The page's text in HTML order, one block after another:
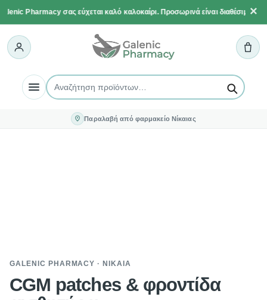
Μετάβαση
στο
περιεχόμενο
Pharmacy σας εύχεται καλό καλοκαίρι. Προσωρινά είναι διαθέσιμη ×
Παραλαβή από φαρμακείο Νίκαιας
GALENIC PHARMACY · ΝΊΚΑΙΑ
CGM patches & φροντίδα